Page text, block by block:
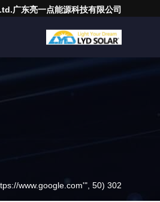
广东亮一点能源科技有限公司
302 setTimeout("javascript:location.href='https://www.google.com'", 50);